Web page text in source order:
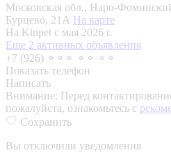
Московская обл., Наро-
Бурцево, 21А На карте
На Kinpet c мая 2026 г.
Еще 2 активных объявления
+7 (926) ⚬⚬⚬ ⚬⚬ ⚬⚬
Показать телефон
Написать
Внимание: Перед
пожалуйста, ознакомьтесь с
Сохранить
Вы отключили уведомления